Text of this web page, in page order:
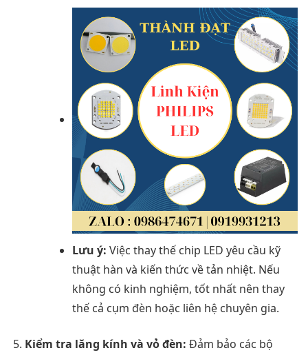
Lưu ý: Việc thay thế chip LED yêu cầu kỹ
thuật hàn và kiến thức về tản nhiệt. Nếu
không có kinh nghiệm, tốt nhất nên thay
thế cả cụm đèn hoặc liên hệ chuyên gia.
Kiểm tra lăng kính và vỏ đèn: Đảm bảo các bộ